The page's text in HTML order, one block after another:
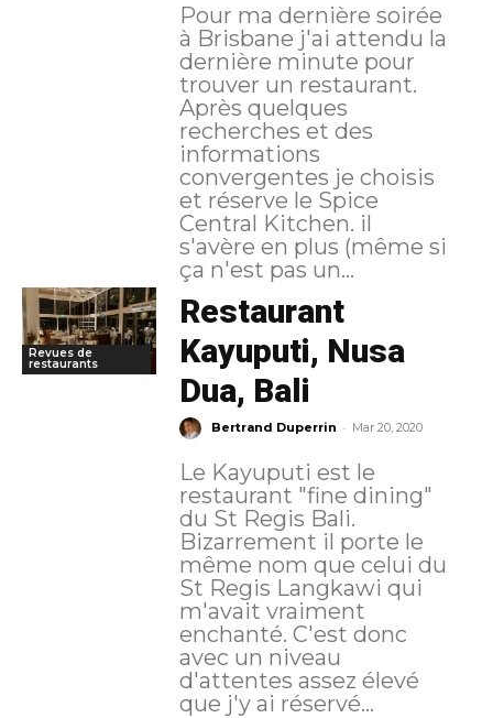
Pour ma dernière soirée
à Brisbane j'ai attendu la
dernière minute pour
trouver un restaurant.
Après quelques
recherches et des
informations
convergentes je choisis
et réserve le Spice
Central Kitchen. il
s'avère en plus (même si
ça n'est pas un...
Revues de
restaurants
Restaurant
Kayuputi, Nusa
Dua, Bali
Bertrand Duperrin - Mar 20, 2020
Le Kayuputi est le
restaurant "fine dining"
du St Regis Bali.
Bizarrement il porte le
même nom que celui du
St Regis Langkawi qui
m'avait vraiment
enchanté. C'est donc
avec un niveau
d'attentes assez élevé
que j'y ai réservé...